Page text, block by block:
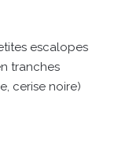
escalopes
tranches
cerise noire)